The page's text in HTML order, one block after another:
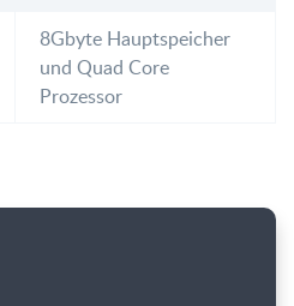
8Gbyte Hauptspeicher
und Quad Core
Prozessor